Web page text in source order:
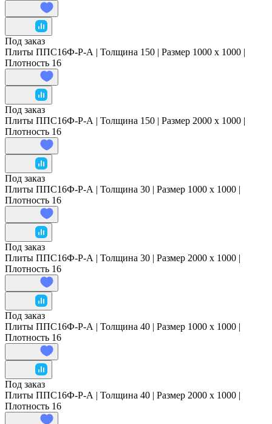
Под заказ
Плиты ППС16Ф-Р-А | Толщина 150 | Размер 1000 x 1000 |
Плотность 16
Под заказ
Плиты ППС16Ф-Р-А | Толщина 150 | Размер 2000 x 1000 |
Плотность 16
Под заказ
Плиты ППС16Ф-Р-А | Толщина 30 | Размер 1000 x 1000 |
Плотность 16
Под заказ
Плиты ППС16Ф-Р-А | Толщина 30 | Размер 2000 x 1000 |
Плотность 16
Под заказ
Плиты ППС16Ф-Р-А | Толщина 40 | Размер 1000 x 1000 |
Плотность 16
Под заказ
Плиты ППС16Ф-Р-А | Толщина 40 | Размер 2000 x 1000 |
Плотность 16